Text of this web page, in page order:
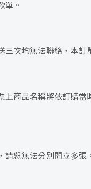
單。
次均無法聯絡，本訂
商品名稱將依訂購
恕無法分別開立多張